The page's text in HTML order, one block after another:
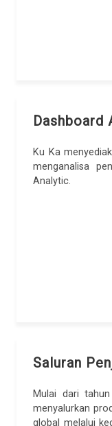
Dashboard
Ku Ka
menganalisa
Analytic.
Saluran
Mulai dari
menyalurkan
global melalui